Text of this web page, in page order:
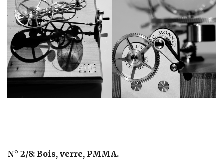
N° 2/8: Bois, verre, PMMA.